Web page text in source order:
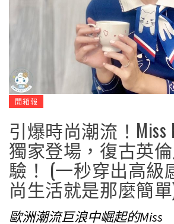
開箱報
引爆時尚潮流！Miss
獨家登場，復古英
驗！ (一秒穿出高級
尚生活就是那麼簡
歐洲潮流巨浪中崛起的Miss